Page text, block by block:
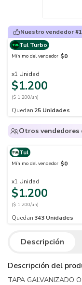
Nuestro vendedor
Tul Turbo
Mínimo del vendedor $0
x1 Unidad
$1.200
($ 1.200/un)
Quedan 25 Unidades
Otros vendedores
Tul
Mínimo del vendedor $0
x1 Unidad
$1.200
($ 1.200/un)
Quedan 343 Unidades
Descripción
Descripción del
TAPA GALVANIZADO